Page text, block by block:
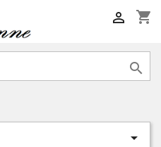
shopping_cart


